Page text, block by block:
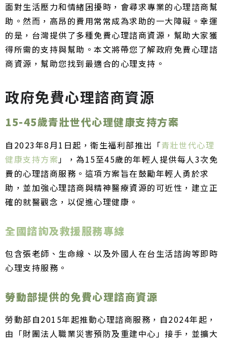
面對生活壓力和情緒困擾時，會尋求專業的心理諮商幫
助。然而，高昂的費用常常成為求助的一大障礙。幸運
的是，台灣提供了多種免費心理諮商資源，幫助大家獲
得所需的支持與幫助。本文將帶您了解政府免費心理諮
商資源，幫助您找到最適合的心理支持。
政府免費心理諮商資源
15-45歲青壯世代心理健康支持方案
自2023年8月1日起，衛生福利部推出「青壯世代心理
健康支持方案 」，為15至45歲的年輕人提供每人3次免
費的心理諮商服務。這項方案旨在鼓勵年輕人勇於求
助，並加強心理諮商與精神醫療資源的可近性，建立正
確的就醫觀念，以促進心理健康。
全國諮詢及救援服務專線
包含張老師、生命線、以及外國人在台生活諮詢等即時
心理支持服務。
勞動部提供的免費心理諮商資源
勞動部自2015年起推動心理諮商服務，自2024年起，
由「財團法人職業災害預防及重建中心」接手，並擴大